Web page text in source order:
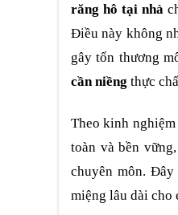
răng hô tại nhà
Điều này không
gây tổn thương
cần niềng thực
Theo kinh
toàn và bền
chuyên môn.
miệng lâu dài cho